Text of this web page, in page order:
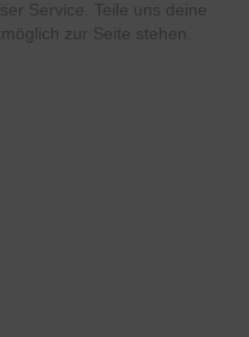
Service. Teile uns deine
zur Seite stehen.